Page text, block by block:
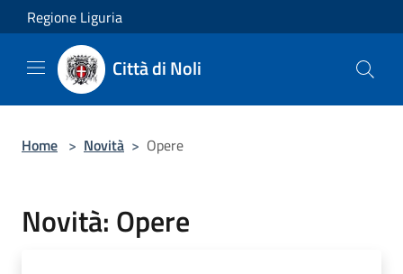
Salta al contenuto principale
Regione Liguria
Città di Noli
Home > Novità > Opere
Novità: Opere